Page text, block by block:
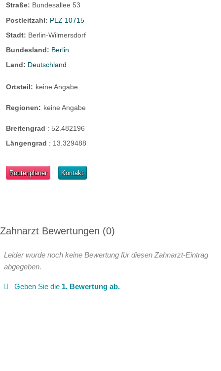
Straße: Bundesallee 53
Postleitzahl: PLZ 10715
Stadt: Berlin-Wilmersdorf
Bundesland: Berlin
Land: Deutschland
Ortsteil: keine Angabe
Regionen: keine Angabe
Breitengrad : 52.482196
Längengrad : 13.329488
Routenplaner Kontakt
Zahnarzt Bewertungen 0
Leider wurde noch keine Bewertung für diesen Zahnarzt-Eintrag
abgegeben.
Geben Sie die 1. Bewertung ab.